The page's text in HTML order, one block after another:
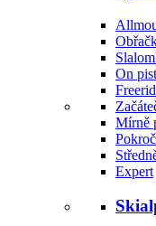
On
Mírně
Expert